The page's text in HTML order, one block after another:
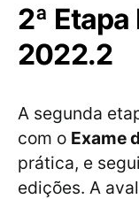
2ª Etapa
2022.2
A segunda
com o Exame
prática, e
edições. A